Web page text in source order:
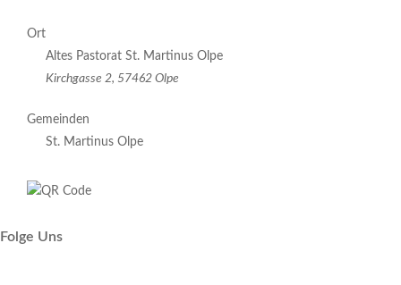
Ort
Altes Pastorat St. Martinus Olpe
Kirchgasse 2, 57462 Olpe
Gemeinden
St. Martinus Olpe
Folge Uns